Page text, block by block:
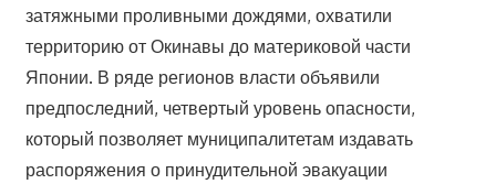
затяжными проливными дождями, охватили
территорию от Окинавы до материковой части
Японии. В ряде регионов власти объявили
предпоследний, четвертый уровень опасности,
который позволяет муниципалитетам издавать
распоряжения о принудительной эвакуации